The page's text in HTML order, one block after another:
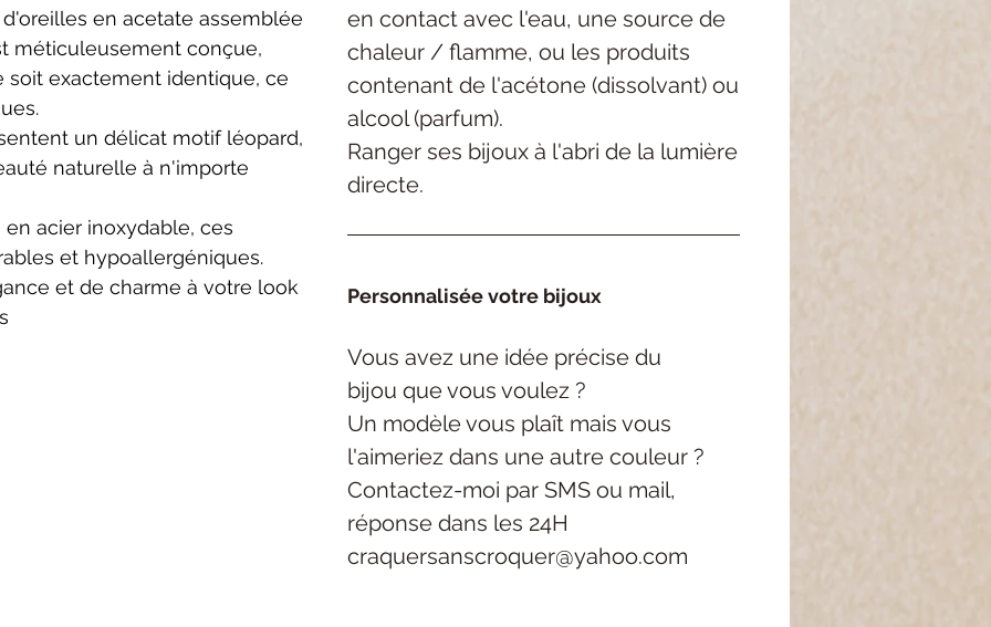
en acetate assemblée
méticuleusement conçue,
soit exactement identique, ce
un délicat motif léopard,
naturelle à n'importe
acier inoxydable, ces
et hypoallergéniques.
et de charme à votre look
en contact avec l'eau, une source de
chaleur / flamme, ou les produits
contenant de l'acétone (dissolvant) ou
alcool (parfum).
Ranger ses bijoux à l'abri de la lumière
directe.
Personnalisée votre bijoux
Vous avez une idée précise du
bijou que vous voulez ?
Un modèle vous plaît mais vous
l'aimeriez dans une autre couleur ?
Contactez-moi par SMS ou mail,
réponse dans les 24H
craquersanscroquer@yahoo.com